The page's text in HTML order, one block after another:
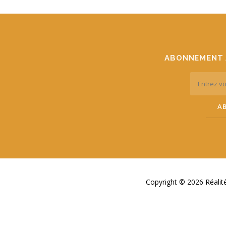
ABONNEMENT
Copyright © 2026